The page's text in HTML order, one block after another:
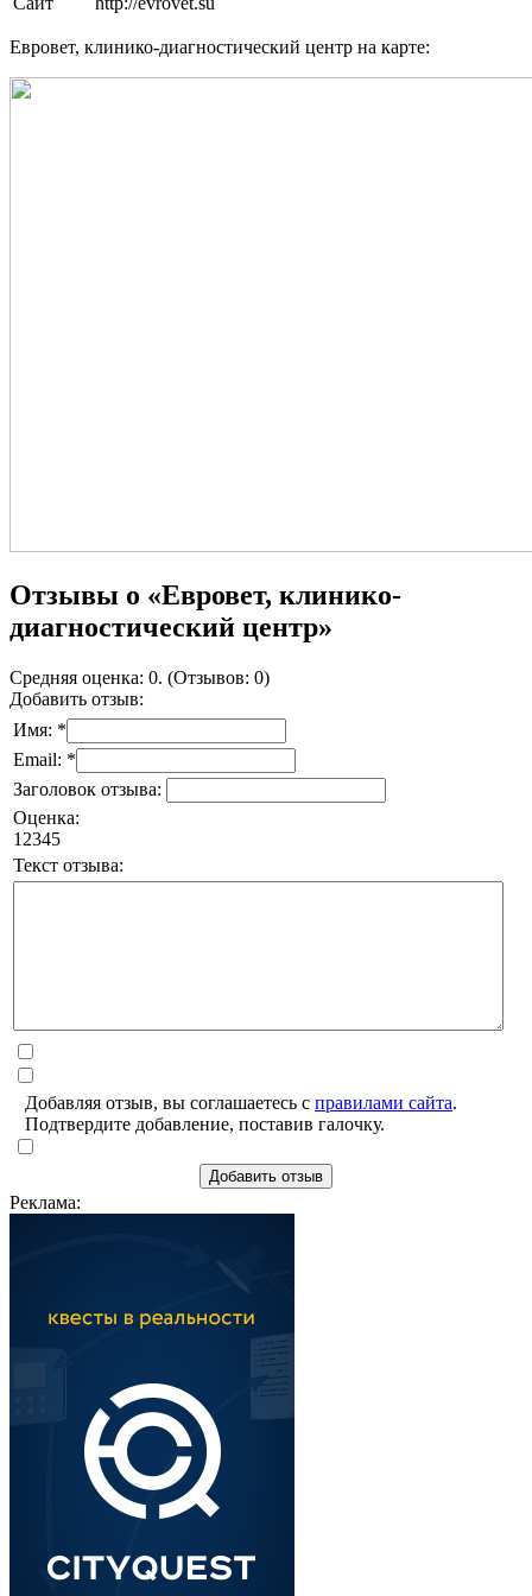
Евровет, клинико-диагностический центр на карте:
Отзывы о «Евровет, клинико-
диагностический центр»
Средняя оценка: 0. (Отзывов: 0)
Добавить отзыв:
Имя: *
Email: *
Заголовок отзыва:
Оценка:
1 2345
Текст отзыва:
Добавляя отзыв, вы соглашаетесь с правилами сайта.
Подтвердите добавление, поставив галочку.
Добавить отзыв
Реклама: